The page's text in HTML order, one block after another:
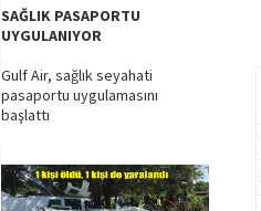
SAĞLIK PASAPORTU
UYGULANIYOR
Gulf Air, sağlık seyahati
pasaportu uygulamasını
başlattı